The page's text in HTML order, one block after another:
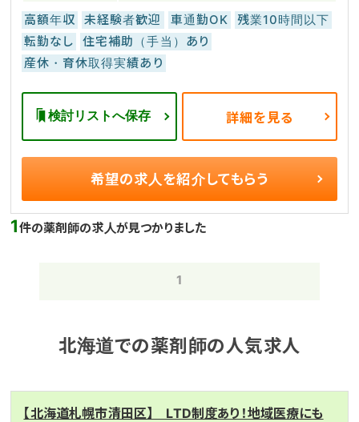
高額年収 未経験者歓迎 車通勤OK
残業10時間以下
転勤なし
住宅補助（手当）あり
産休・育休取得実績あり
検討リストへ保存 詳細を見る
希望の求人を紹介してもらう
1件の薬剤師の求人が見つかりました
1
北海道での薬剤師の人気求人
【北海道札幌市清田区】 LTD制度あり！地域医療にも